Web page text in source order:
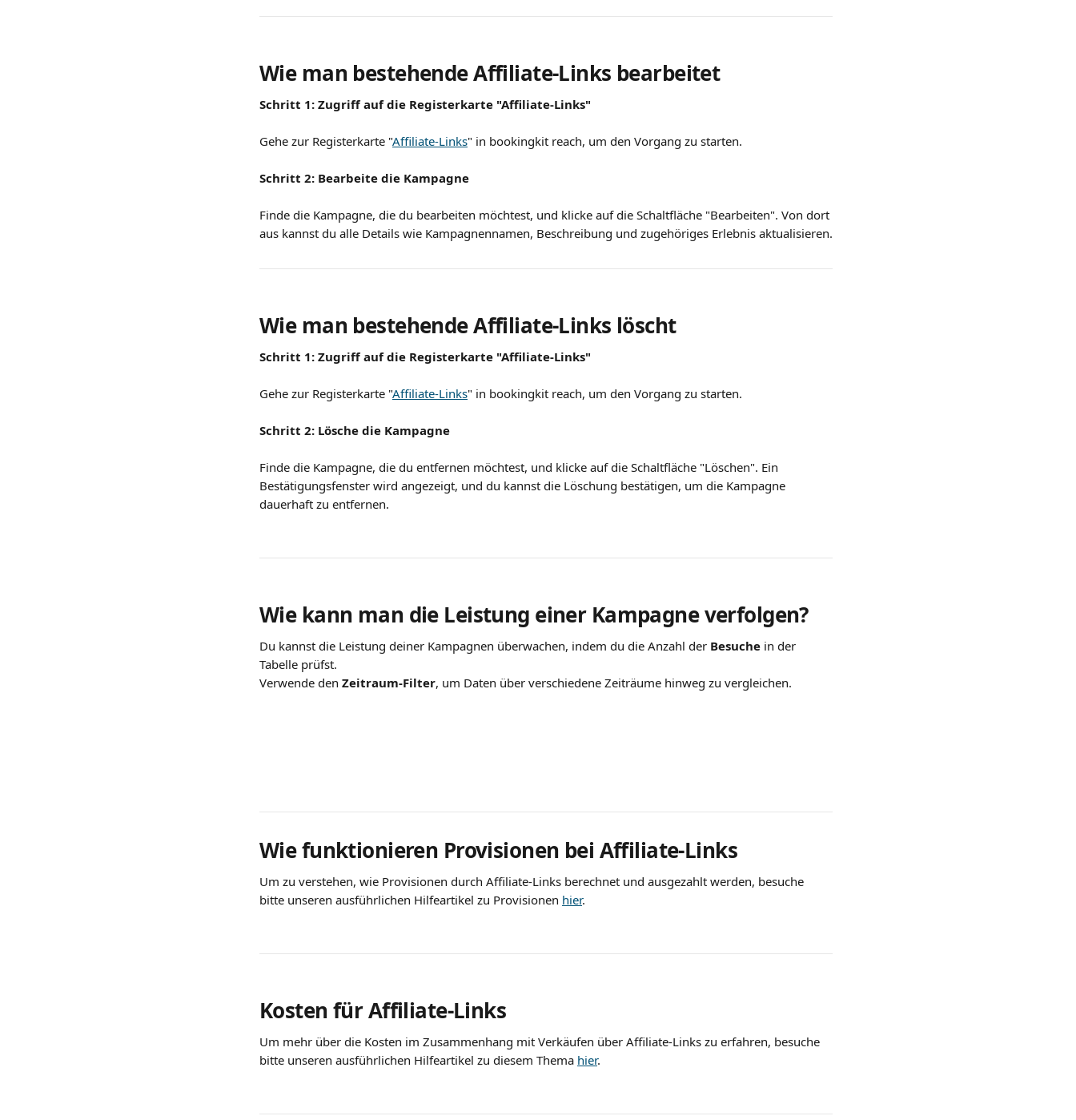
Wie man bestehende Affiliate-Links bearbeitet
Schritt 1: Zugriff auf die Registerkarte "Affiliate-Links"
Gehe zur Registerkarte "Affiliate-Links" in bookingkit reach, um den Vorgang zu starten.
Schritt 2: Bearbeite die Kampagne
Finde die Kampagne, die du bearbeiten möchtest, und klicke auf die Schaltfläche "Bearbeiten". Von dort
aus kannst du alle Details wie Kampagnennamen, Beschreibung und zugehöriges Erlebnis aktualisieren.
Wie man bestehende Affiliate-Links löscht
Schritt 1: Zugriff auf die Registerkarte "Affiliate-Links"
Gehe zur Registerkarte "Affiliate-Links" in bookingkit reach, um den Vorgang zu starten.
Schritt 2: Lösche die Kampagne
Finde die Kampagne, die du entfernen möchtest, und klicke auf die Schaltfläche "Löschen". Ein
Bestätigungsfenster wird angezeigt, und du kannst die Löschung bestätigen, um die Kampagne
dauerhaft zu entfernen.
Wie kann man die Leistung einer Kampagne verfolgen?
Du kannst die Leistung deiner Kampagnen überwachen, indem du die Anzahl der Besuche in der
Tabelle prüfst.
Verwende den Zeitraum-Filter, um Daten über verschiedene Zeiträume hinweg zu vergleichen.
Wie funktionieren Provisionen bei Affiliate-Links
Um zu verstehen, wie Provisionen durch Affiliate-Links berechnet und ausgezahlt werden, besuche
bitte unseren ausführlichen Hilfeartikel zu Provisionen hier.
Kosten für Affiliate-Links
Um mehr über die Kosten im Zusammenhang mit Verkäufen über Affiliate-Links zu erfahren, besuche
bitte unseren ausführlichen Hilfeartikel zu diesem Thema hier.